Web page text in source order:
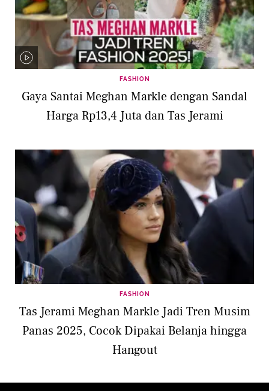
FASHION
Gaya Santai Meghan Markle dengan Sandal
Harga Rp13,4 Juta dan Tas Jerami
FASHION
Tas Jerami Meghan Markle Jadi Tren Musim
Panas 2025, Cocok Dipakai Belanja hingga
Hangout